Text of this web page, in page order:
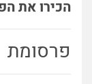
הכירו את
פרסומת